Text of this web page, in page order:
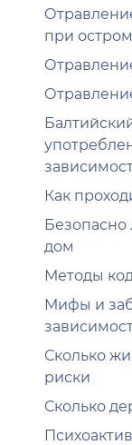
при
Как
Безопасно
дом
Методы
Мифы и
Сколько
риски
Сколько